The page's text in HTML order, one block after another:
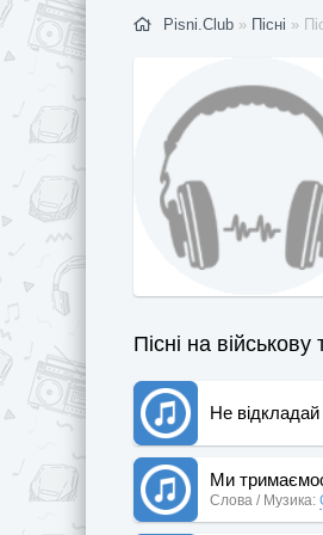
Pisni.Club » Пісні »
Пісні на
Не
Ми
Слова / Музика: